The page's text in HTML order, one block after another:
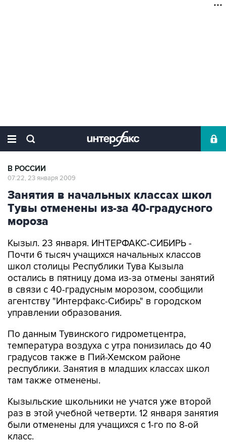
В РОССИИ
07:22, 23 января 2009
Занятия в начальных классах школ
Тувы отменены из-за 40-градусного
мороза
Кызыл. 23 января. ИНТЕРФАКС-СИБИРЬ -
Почти 6 тысяч учащихся начальных классов
школ столицы Республики Тува Кызыла
остались в пятницу дома из-за отмены занятий
в связи с 40-градусным морозом, сообщили
агентству "Интерфакс-Сибирь" в городском
управлении образования.
По данным Тувинского гидрометцентра,
температура воздуха с утра понизилась до 40
градусов также в Пий-Хемском районе
республики. Занятия в младших классах школ
там также отменены.
Кызыльские школьники не учатся уже второй
раз в этой учебной четверти. 12 января занятия
были отменены для учащихся с 1-го по 8-ой
класс.